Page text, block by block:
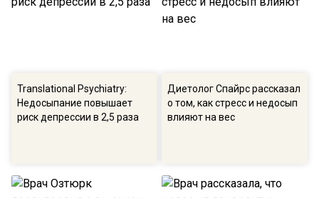
Translational Psychiatry:
Недосыпание повышает
риск депрессии в 2,5 раза
Диетолог Спайрс рассказал
о том, как стресс и недосып
влияют на вес